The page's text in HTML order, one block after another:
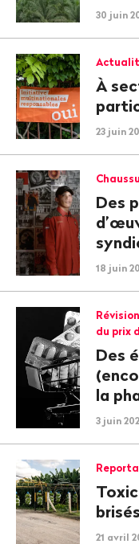
30 juin
À
23 juin
Des
18 juin
du prix
Des
la
3 juin
21 avril